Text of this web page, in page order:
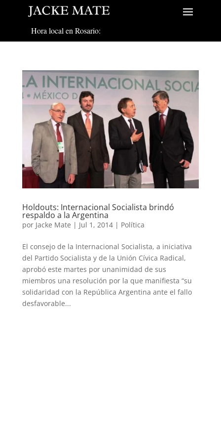
Hora local en Rosario:
Holdouts: Internacional Socialista brindó
respaldo a la Argentina
por Jacke Mate | Jul 1, 2014| Política
El consejo de la Internacional Socialista, a iniciativa
del Partido Socialista y de la Unión Cívica Radical,
aprobó este martes por unanimidad de sus
miembros una resolución por la que manifiesta “su
solidaridad con la República Argentina ante el fallo
desfavorable...